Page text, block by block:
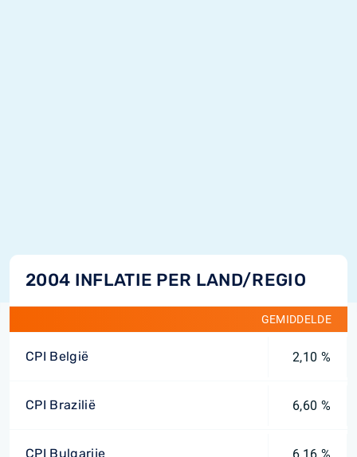
2004 INFLATIE PER LAND/REGIO
GEMIDDELDE
CPI België 2,10 %
CPI Brazilië 6,60 %
CPI Bulgarije 6,16 %